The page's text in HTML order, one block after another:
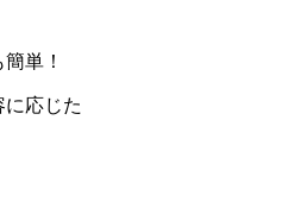
単！
応じた